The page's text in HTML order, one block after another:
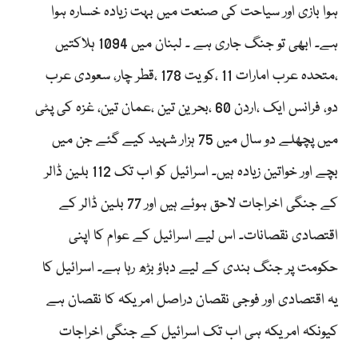
ہوا بازی اور سیاحت کی صنعت میں بہت زیادہ خسارہ ہوا
ہے۔ ابھی تو جنگ جاری ہے ۔ لبنان میں 1094 ہلاکتیں
،متحدہ عرب امارات 11 ،کویت 178 ،قطر چار، سعودی عرب
دو، فرانس ایک ،اردن 60 ،بحرین تین ،عمان تین، غزہ کی پٹی
میں پچھلے دو سال میں 75 ہزار شہید کیے گئے جن میں
بچے اور خواتین زیادہ ہیں۔ اسرائیل کو اب تک 112 بلین ڈالر
کے جنگی اخراجات لاحق ہوئے ہیں اور 77 بلین ڈالر کے
اقتصادی نقصانات۔ اس لیے اسرائیل کے عوام کا اپنی
حکومت پر جنگ بندی کے لیے دباؤ بڑھ رہا ہے۔ اسرائیل کا
یہ اقتصادی اور فوجی نقصان دراصل امریکہ کا نقصان ہے
کیونکہ امریکہ ہی اب تک اسرائیل کے جنگی اخراجات